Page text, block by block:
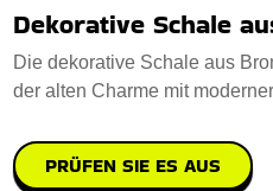
Dekorative Schale
Die dekorative Schale aus
der alten Charme mit
PRÜFEN SIE ES AUS